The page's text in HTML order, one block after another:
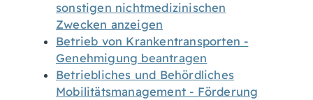
sonstigen nichtmedizinischen
Zwecken anzeigen
Betrieb von Krankentransporten -
Genehmigung beantragen
Betriebliches und Behördliches
Mobilitätsmanagement - Förderung